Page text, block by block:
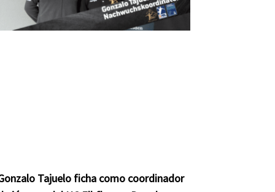
Tajuelo ficha como coordinador